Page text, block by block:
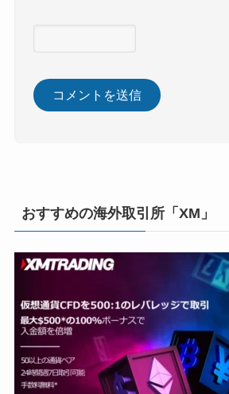
おすすめの海外取引所「XM」